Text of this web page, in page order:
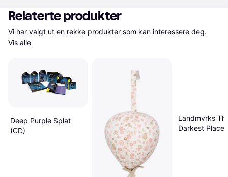
Relaterte produkter
Vis alle
Deep Purple Splat
(CD)
Landmvrks
Darkest Place